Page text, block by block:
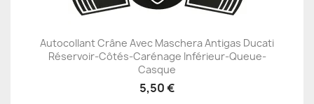
Autocollant Crâne Avec Maschera Antigas Ducati
Réservoir-Côtés-Carénage Inférieur-Queue-
Casque
5,50 €